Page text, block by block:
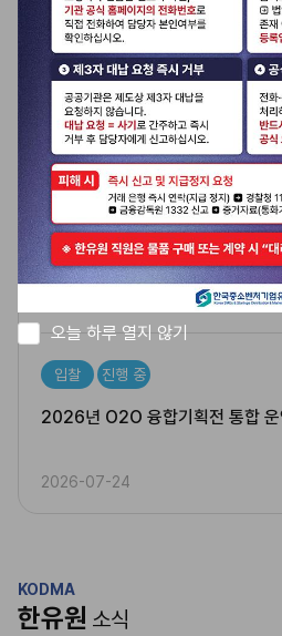
입찰 마감됨
2026년 상생소비복권 콜센터 위
2026-07-24
입찰 마감됨
2026년 상생소비복권 운영 대행
입찰 진행 중
2026년 O2O 융합기획전 통합 운
2026-07-24
KODMA
한유원 소식
오늘 하루 열지 않기